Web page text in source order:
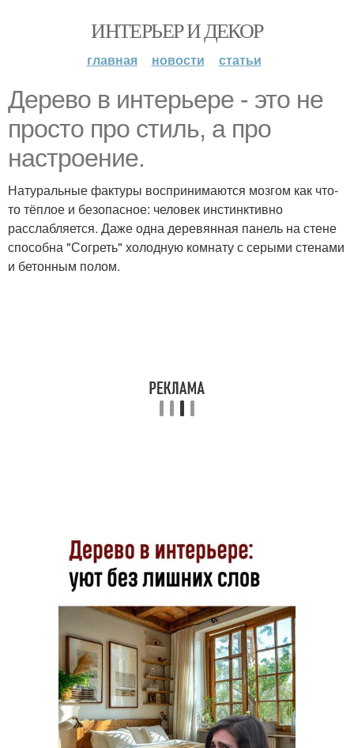
ИНТЕРЬЕР И ДЕКОР
главная новости статьи
Дерево в интерьере - это не
просто про стиль, а про
настроение.
Натуральные фактуры воспринимаются мозгом как что-
то тёплое и безопасное: человек инстинктивно
расслабляется. Даже одна деревянная панель на стене
способна "Согреть" холодную комнату с серыми стенами
и бетонным полом.